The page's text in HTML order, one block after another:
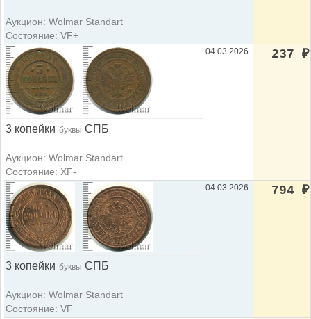
Аукцион: Wolmar Standart
Состояние: VF+
3 копейки буквы СПБ
Аукцион: Wolmar Standart
Состояние: XF-
04.03.2026 237 ₽
3 копейки буквы СПБ
Аукцион: Wolmar Standart
Состояние: VF
04.03.2026 794 ₽